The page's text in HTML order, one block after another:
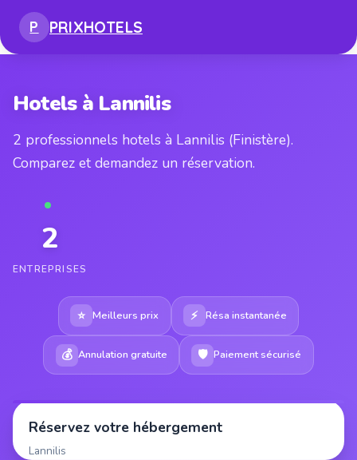
P PRIXHOTELS
Hotels à Lannilis
2 professionnels hotels à Lannilis (Finistère).
Comparez et demandez un réservation.
2
ENTREPRISES
⭐ Meilleurs prix ⚡ Résa instantanée
💰 Annulation gratuite 🛡 Paiement sécurisé
Réservez votre hébergement
Lannilis